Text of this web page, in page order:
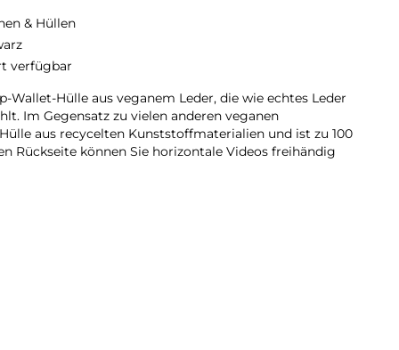
& Hüllen
verfügbar
Wallet-Hülle aus veganem Leder, die wie echtes Leder
Im Gegensatz zu vielen anderen veganen
aus recycelten Kunststoffmaterialien und ist zu 100
Rückseite können Sie horizontale Videos freihändig